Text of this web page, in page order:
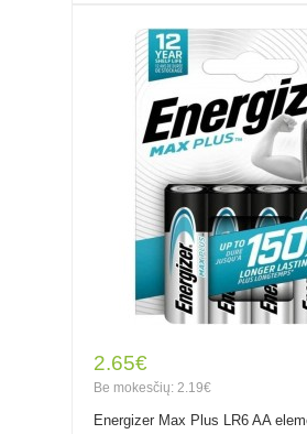
2.65€
Be mokesčių: 2.19€
Energizer Max Plus LR6 AA